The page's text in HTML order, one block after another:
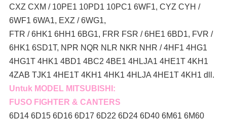
CXZ CXM / 10PE1 10PD1 10PC1 6WF1, CYZ CYH /
6WF1 6WA1, EXZ / 6WG1,
FTR / 6HK1 6HH1 6BG1, FRR FSR / 6HE1 6BD1, FVR /
6HK1 6SD1T, NPR NQR NLR NKR NHR / 4HF1 4HG1
4HG1T 4HK1 4BD1 4BC2 4BE1 4HLJA1 4HE1T 4KH1
4ZAB TJK1 4HE1T 4KH1 4HK1 4HLJA 4HE1T 4KH1 dll.
Untuk MODEL MITSUBISHI:
FUSO FIGHTER & CANTERS
6D14 6D15 6D16 6D17 6D22 6D24 6D40 6M61 6M60